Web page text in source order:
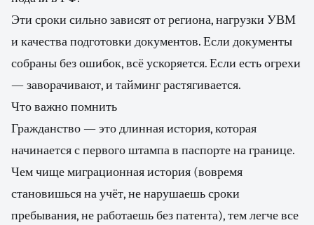
Эти сроки сильно зависят от региона, нагрузки УВМ
и качества подготовки документов. Если документы
собраны без ошибок, всё ускоряется. Если есть огрехи
— заворачивают, и тайминг растягивается.
Что важно помнить
Гражданство — это длинная история, которая
начинается с первого штампа в паспорте на границе.
Чем чище миграционная история (вовремя
становишься на учёт, не нарушаешь сроки
пребывания, не работаешь без патента), тем легче все